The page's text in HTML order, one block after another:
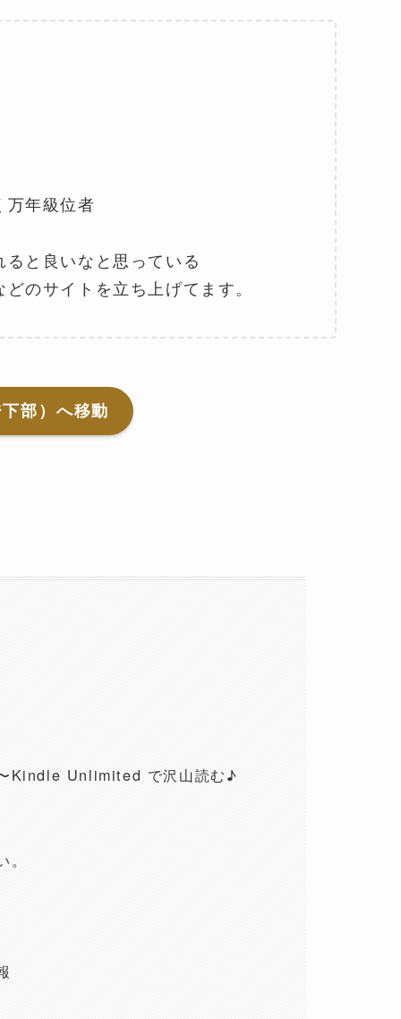
万年級位者
と良いなと思っている
どのサイトを立ち上げてます。
部）へ移動
Kindle Unlimited で沢山読む♪